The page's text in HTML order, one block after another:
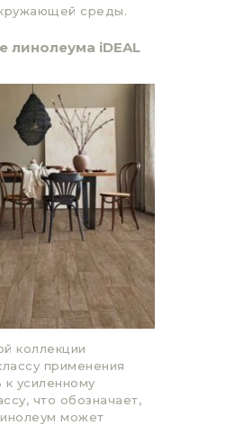
среды.
линолеума iDEAL
коллекции
применения
к усиленному
что обозначает,
может